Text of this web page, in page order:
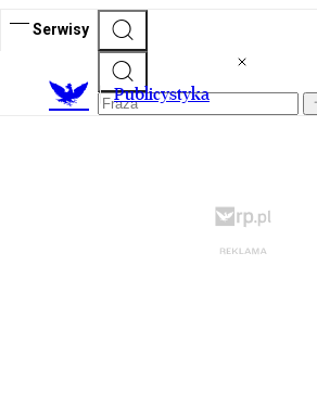
Serwisy
Publicystyka